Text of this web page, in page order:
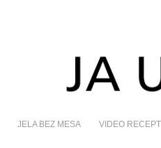
JELA BEZ MESA VIDEO